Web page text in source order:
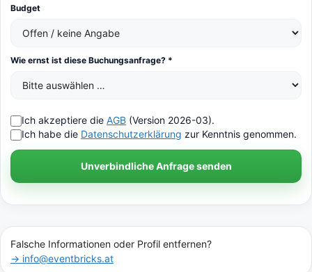
Budget
Wie ernst ist diese Buchungsanfrage? *
Ich akzeptiere die AGB (Version 2026-03).
Ich habe die Datenschutzerklärung zur Kenntnis genommen.
Unverbindliche Anfrage senden
Falsche Informationen oder Profil entfernen?
→ info@eventbricks.at